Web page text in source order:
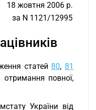
18 жовтня 2006 р.
за N 1121/12995
статей 80, 81
повної,
України від